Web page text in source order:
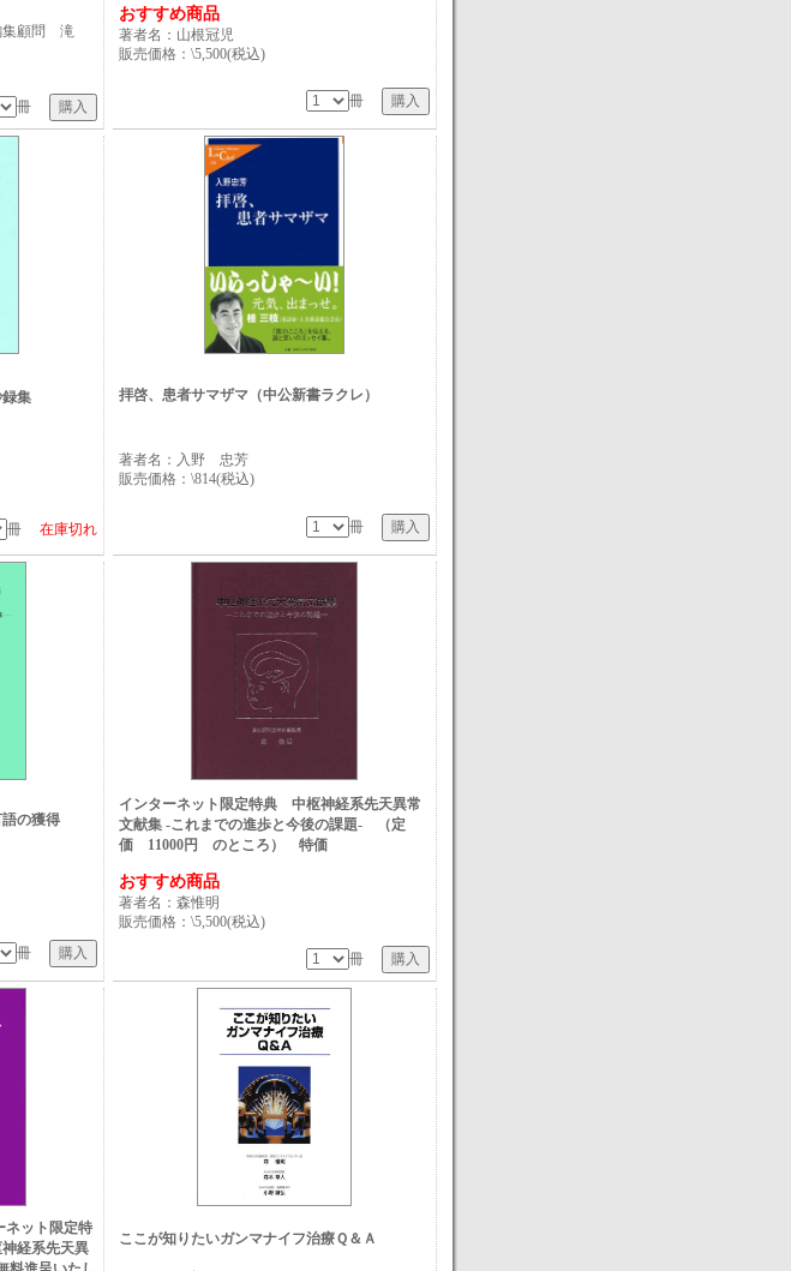
顧問 滝
冊
おすすめ商品
著者名：山根冠児
販売価格：\5,500(税込)
冊
集
冊 在庫切れ
拝啓、患者サマザマ（中公新書ラクレ）
著者名：入野 忠芳
販売価格：\814(税込)
冊
の獲得
冊
インターネット限定特典 中枢神経系先天異常
文献集 -これまでの進歩と今後の課題- （定
価 11000円 のところ） 特価
おすすめ商品
著者名：森惟明
販売価格：\5,500(税込)
冊
ネット限定特
経系先天異
ここが知りたいガンマナイフ治療Ｑ＆Ａ